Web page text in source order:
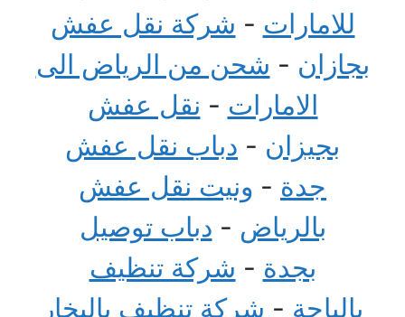
للامارات - شركة نقل عفش
بجازان - شحن من الرياض الى
الامارات - نقل عفش
بجيزان - دباب نقل عفش
جدة - ونيت نقل عفش
بالرياض - دباب توصيل
بجدة - شركة تنظيف
بالباحة - شركة تنظيف بالبخار